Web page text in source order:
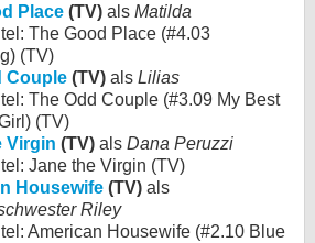
Place (TV) als Matilda
The Good Place (#4.03
(TV)
Couple (TV) als Lilias
The Odd Couple (#3.09 My Best
(TV)
Virgin (TV) als Dana Peruzzi
Jane the Virgin (TV)
Housewife (TV) als
Riley
American Housewife (#2.10 Blue